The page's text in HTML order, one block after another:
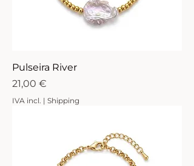
Pulseira River
Preço
21,00 €
IVA incl. | Shipping